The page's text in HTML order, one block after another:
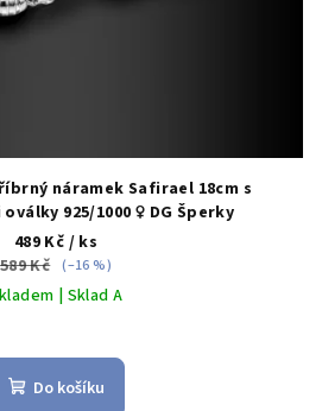
náramek Safirael 18cm s
925/1000 ♀️ DG Šperky
489 Kč / ks
589 Kč (–16 %)
| Sklad A
Do košíku